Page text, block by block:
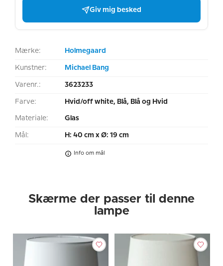
Giv mig besked
Mærke: Holmegaard
Kunstner: Michael Bang
Varenr.: 3623233
Farve: Hvid/off white, Blå, Blå og Hvid
Materiale: Glas
Mål: H: 40 cm x Ø: 19 cm
Info om mål
Skærme der passer til denne
lampe